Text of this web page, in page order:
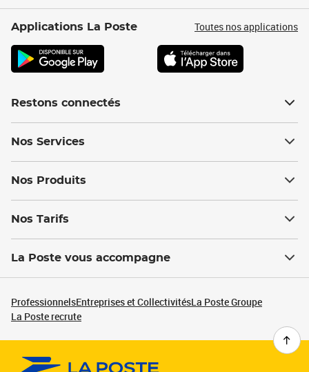
Applications La Poste Toutes nos applications
Restons connectés
Nos Services
Nos Produits
Nos Tarifs
La Poste vous accompagne
ProfessionnelsEntreprises et CollectivitésLa Poste Groupe
La Poste recrute